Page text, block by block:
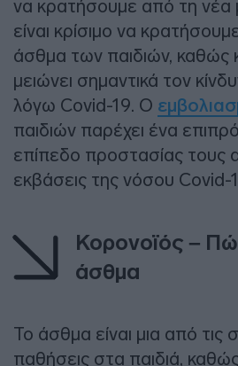
να κρατήσουμε από τη νέα
είναι κρίσιμο να
άσθμα των παιδιών, καθώς
μειώνει σημαντικά τον
λόγω Covid-19. Ο
παιδιών παρέχει ένα
επίπεδο προστασίας τους
εκβάσεις της νόσου Covid-
Κορονοϊός –
άσθμα
Το άσθμα είναι μια από τις
παθήσεις στα παιδιά,